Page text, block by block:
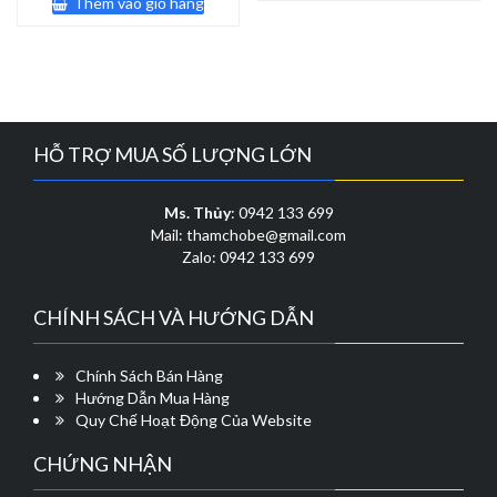
170,000 ₫.là:
HỖ TRỢ MUA SỐ LƯỢNG LỚN
Ms. Thủy: 0942 133 699
Mail: thamchobe@gmail.com
Zalo: 0942 133 699
CHÍNH SÁCH VÀ HƯỚNG DẪN
Chính Sách Bán Hàng
Hướng Dẫn Mua Hàng
Quy Chế Hoạt Động Của Website
CHỨNG NHẬN